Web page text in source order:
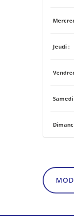
Jeudi :
Samedi